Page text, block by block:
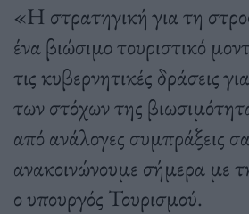
«Η στρατηγική για τη
ένα βιώσιμο τουριστικό
τις κυβερνητικές δράσεις
των στόχων της
από ανάλογες συμπράξεις
ανακοινώνουμε σήμερα με
ο υπουργός Τουρισμού.